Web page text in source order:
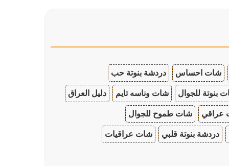
شات احساس دردشة بنوتة حب
بنوتة للجوال شات وناسه تايم دليل العراق
عراقي شات طموح للجوال
دردشة بنوتة قلبي شات عراقيات